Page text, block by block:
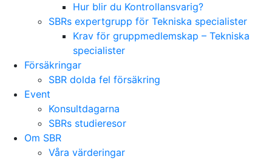
Hur blir du Kontrollansvarig?
SBRs expertgrupp för Tekniska specialister
Krav för gruppmedlemskap – Tekniska
specialister
Försäkringar
SBR dolda fel försäkring
Event
Konsultdagarna
SBRs studieresor
Om SBR
Våra värderingar